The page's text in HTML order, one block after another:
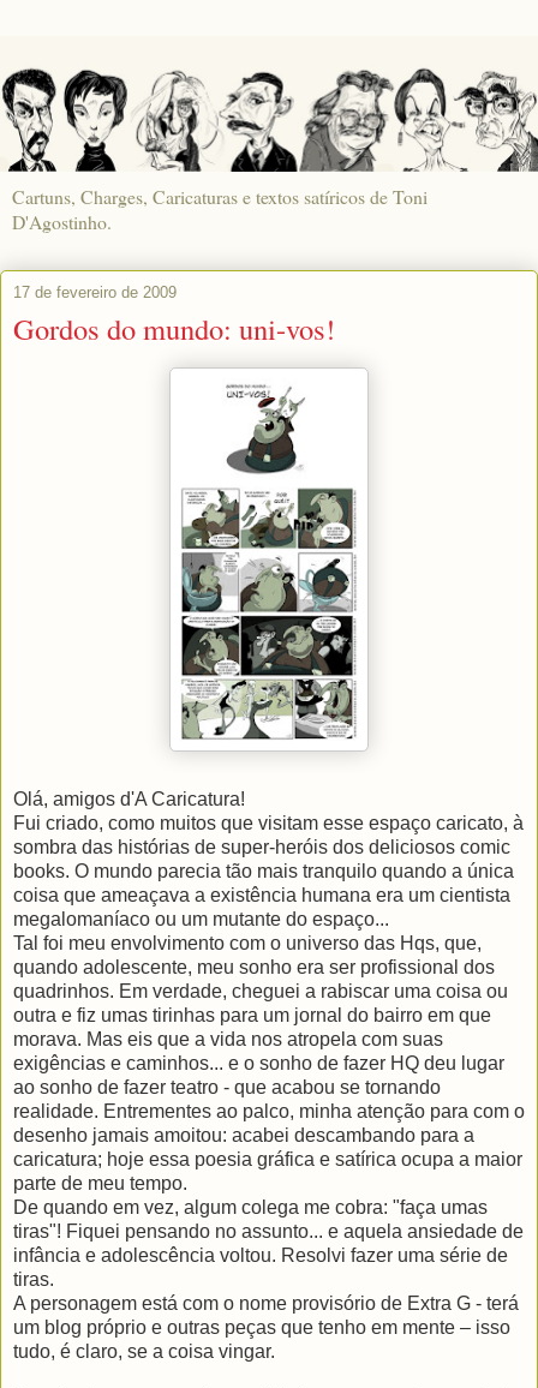
Cartuns, Charges, Caricaturas e textos satíricos de Toni
D'Agostinho.
17 de fevereiro de 2009
Gordos do mundo: uni-vos!
Olá, amigos d'A Caricatura!
Fui criado, como muitos que visitam esse espaço caricato, à
sombra das histórias de super-heróis dos deliciosos comic
books. O mundo parecia tão mais tranquilo quando a única
coisa que ameaçava a existência humana era um cientista
megalomaníaco ou um mutante do espaço...
Tal foi meu envolvimento com o universo das Hqs, que,
quando adolescente, meu sonho era ser profissional dos
quadrinhos. Em verdade, cheguei a rabiscar uma coisa ou
outra e fiz umas tirinhas para um jornal do bairro em que
morava. Mas eis que a vida nos atropela com suas
exigências e caminhos... e o sonho de fazer HQ deu lugar
ao sonho de fazer teatro - que acabou se tornando
realidade. Entrementes ao palco, minha atenção para com o
desenho jamais amoitou: acabei descambando para a
caricatura; hoje essa poesia gráfica e satírica ocupa a maior
parte de meu tempo.
De quando em vez, algum colega me cobra: "faça umas
tiras"! Fiquei pensando no assunto... e aquela ansiedade de
infância e adolescência voltou. Resolvi fazer uma série de
tiras.
A personagem está com o nome provisório de Extra G - terá
um blog próprio e outras peças que tenho em mente – isso
tudo, é claro, se a coisa vingar.